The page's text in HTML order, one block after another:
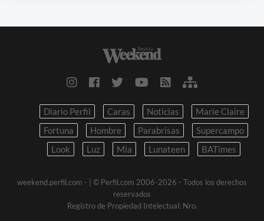
Diario Perfil Caras Noticias
Marie Claire
Fortuna
Hombre Parabrisas
Supercampo
Look
Luz Mia Lunateen BATimes
weekend.perfil.com -
| © Perfil.com 2006-2026 - Todos los derechos
reservados
Registro de Propiedad Intelectual: Nro.